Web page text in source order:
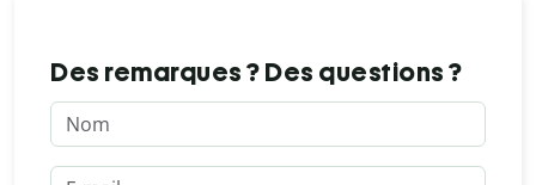
Des remarques ? Des questions ?